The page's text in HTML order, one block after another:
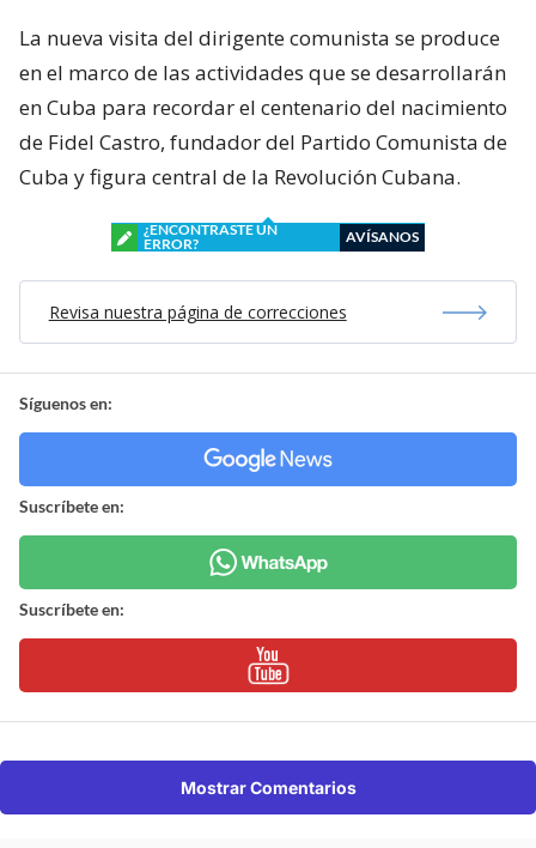
La nueva visita del dirigente comunista se produce
en el marco de las actividades que se desarrollarán
en Cuba para recordar el centenario del nacimiento
de Fidel Castro, fundador del Partido Comunista de
Cuba y figura central de la Revolución Cubana.
¿ENCONTRASTE UN
ERROR?
AVÍSANOS
Revisa nuestra página de correcciones
Síguenos en:
Suscríbete en:
Suscríbete en:
Mostrar Comentarios